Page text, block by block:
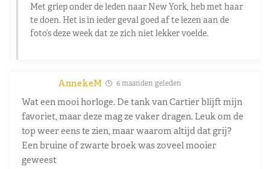
Met griep onder de leden naar New York, heb met haar
te doen. Het is in ieder geval goed af te lezen aan de
foto’s deze week dat ze zich niet lekker voelde.
AnnekeM 6 maanden geleden
Wat een mooi horloge. De tank van Cartier blijft mijn
favoriet, maar deze mag ze vaker dragen. Leuk om de
top weer eens te zien, maar waarom altijd dat grij?
Een bruine of zwarte broek was zoveel mooier
geweest